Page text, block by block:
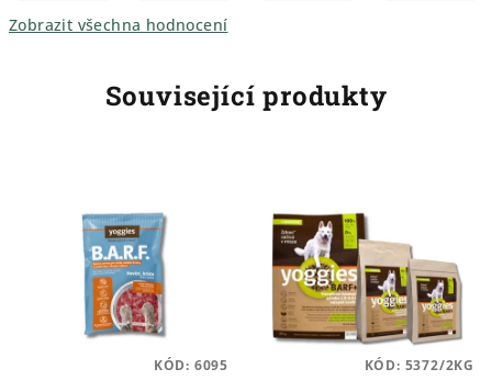
Zobrazit všechna hodnocení
Související produkty
KÓD: 6095 KÓD: 5372/2KG